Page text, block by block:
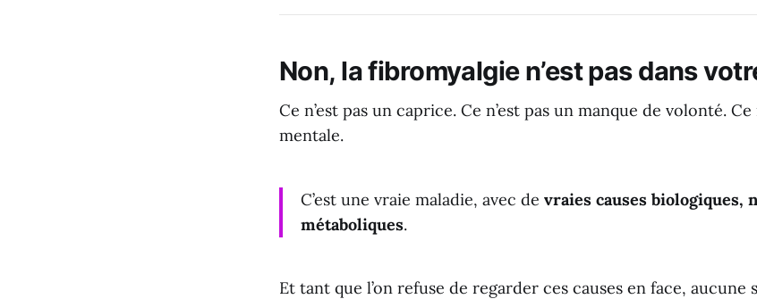
Non, la fibromyalgie n’est pas dans
Ce n’est pas un caprice. Ce n’est pas un manque de volonté. Ce
mentale.
C’est une vraie maladie, avec de vraies causes biologiques,
métaboliques.
Et tant que l’on refuse de regarder ces causes en face,